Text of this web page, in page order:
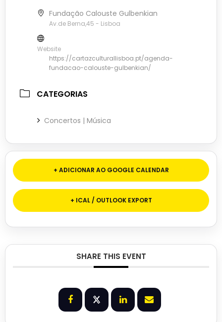
Fundação Calouste Gulbenkian
Av.de Berna,45 - Lisboa
Website
https://cartazculturallisboa.pt/agenda-
fundacao-calouste-gulbenkian/
CATEGORIAS
Concertos | Música
+ ADICIONAR AO GOOGLE CALENDAR
+ ICAL / OUTLOOK EXPORT
SHARE THIS EVENT